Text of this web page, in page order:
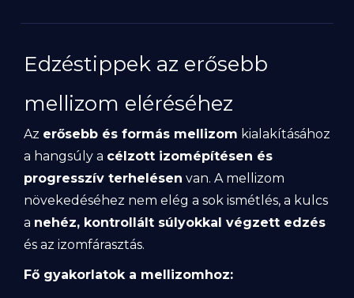
Edzéstippek az erősebb
mellizom eléréséhez
Az erősebb és formás mellizom kialakításához
a hangsúly a célzott izomépítésen és
progresszív terhelésen van. A mellizom
növekedéséhez nem elég a sok ismétlés, a kulcs
a nehéz, kontrollált súlyokkal végzett edzés
és az izomfárasztás.
Fő gyakorlatok a mellizomhoz: